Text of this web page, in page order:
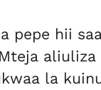
pepe hii
la